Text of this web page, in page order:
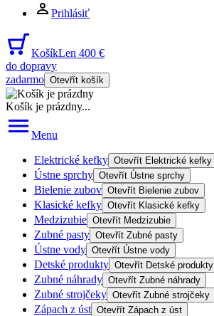
Prihlásiť
KošíkLen 400 €
do dopravy
zadarmo Otevřít košík
Košík je prázdny...
Menu
Elektrické kefky Otevřít Elektrické kefky
Ústne sprchy Otevřít Ústne sprchy
Bielenie zubov Otevřít Bielenie zubov
Klasické kefky Otevřít Klasické kefky
Medzizubie Otevřít Medzizubie
Zubné pasty Otevřít Zubné pasty
Ústne vody Otevřít Ústne vody
Detské produkty Otevřít Detské produkty
Zubné náhrady Otevřít Zubné náhrady
Zubné strojčeky Otevřít Zubné strojčeky
Zápach z úst Otevřít Zápach z úst